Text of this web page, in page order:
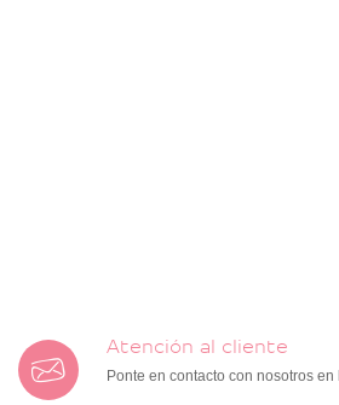
Atención al cliente
Ponte en contacto con nosotros en